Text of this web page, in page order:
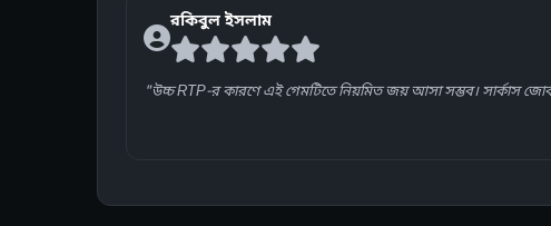
রকিবুল ইসলাম
"উচ্চ RTP-র কারণে এই গেমটিতে নিয়মিত জয় আসা সম্ভব। সার্কাস